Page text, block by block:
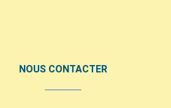
NOUS CONTACTER